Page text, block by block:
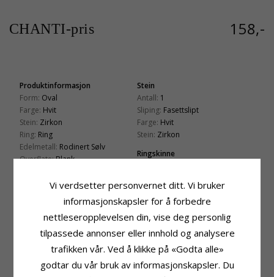
CHANTI-pris 158,-
Produktinformasjon
Form: Oval
Farge: Hvit
Stein: Zirkon
Ring: Ring
Edelmetall: Rodinert Sølv
Overflate:Blank
Stein
Antall: 1
Sliping: Fasettslipt
Farge: Hvit
Stein: Zirkon
Ringskinne
Tykkelse Topp: 3,8 mm
Tykkelse Bunn:1,0 mm
Leveringstid
Str. På Lager:Ca. 5-10 Hverdager
KUNDER KJØPER OGSÅ
Vi verdsetter personvernet ditt. Vi bruker
informasjonskapsler for å forbedre
nettleseropplevelsen din, vise deg personlig
tilpassede annonser eller innhold og analysere
trafikken vår. Ved å klikke på «Godta alle»
godtar du vår bruk av informasjonskapsler. Du